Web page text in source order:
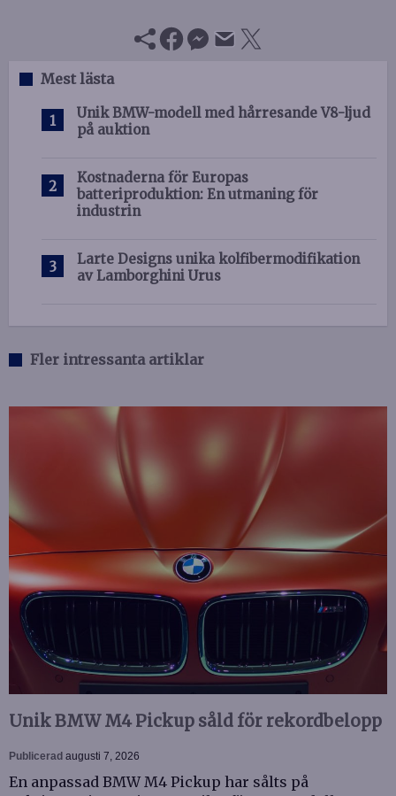
Mest lästa
Unik BMW-modell med hårresande V8-ljud
på auktion
Kostnaderna för Europas
batteriproduktion: En utmaning för
industrin
Larte Designs unika kolfibermodifikation
av Lamborghini Urus
Fler intressanta artiklar
Unik BMW M4 Pickup såld för rekordbelopp
Publicerad augusti 7, 2026
En anpassad BMW M4 Pickup har sålts på